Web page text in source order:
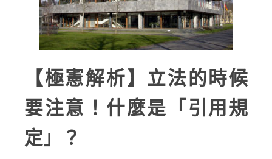
【極憲解析】立法的時候
要注意！什麼是「引用規
定」？